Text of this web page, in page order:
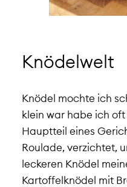
Knödelwelt
Knödel mochte ich
klein war habe ich
Hauptteil eines
Roulade, verzichtet,
leckeren Knödel
Kartoffelknödel mit